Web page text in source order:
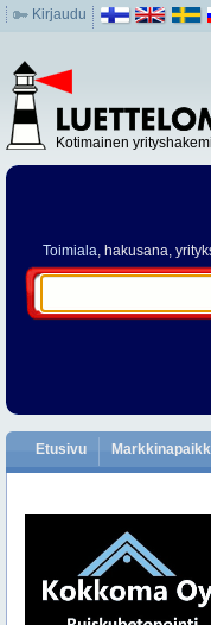
Kirjaudu
Kotimainen
Toimiala, hakusana,
Etusivu